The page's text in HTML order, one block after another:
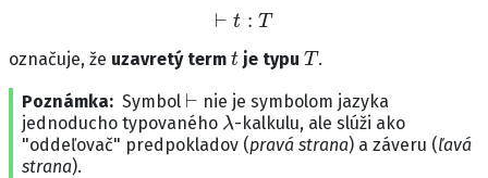
⊢ t: T
označuje, že uzavretý term
t
je typu
T
.
Poznámka Symbol
⊢
nie je symbolom jazyka
jednoducho typovaného
λ
-kalkulu, ale slúži ako
"oddeľovač" predpokladov (pravá strana) a záveru (ľavá
strana).